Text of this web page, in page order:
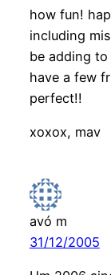
how fun!
including
be adding
have a few
perfect!!
xoxox, mav
avó m
31/12/2005